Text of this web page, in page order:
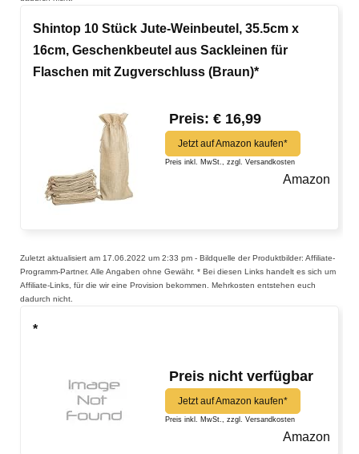
Shintop 10 Stück Jute-Weinbeutel, 35.5cm x
16cm, Geschenkbeutel aus Sackleinen für
Flaschen mit Zugverschluss (Braun)*
Preis: € 16,99
Jetzt auf Amazon kaufen*
Preis inkl. MwSt., zzgl. Versandkosten
Amazon
Zuletzt aktualisiert am 17.06.2022 um 2:33 pm - Bildquelle der Produktbilder: Affiliate-
Programm-Partner. Alle Angaben ohne Gewähr. * Bei diesen Links handelt es sich um
Affiliate-Links, für die wir eine Provision bekommen. Mehrkosten entstehen euch
dadurch nicht.
*
Preis nicht verfügbar
Jetzt auf Amazon kaufen*
Preis inkl. MwSt., zzgl. Versandkosten
Amazon